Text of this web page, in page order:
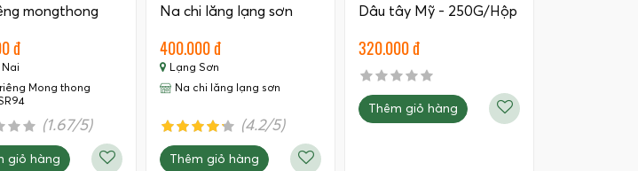
mongthong
đ
Mong thong
(1.67/5)
giỏ hàng
Na chi lăng lạng sơn
400.000 đ
Lạng Sơn
Na chi lăng lạng sơn
(4.2/5)
Thêm giỏ hàng
Dâu tây Mỹ - 250G/Hộp
320.000 đ
Thêm giỏ hàng